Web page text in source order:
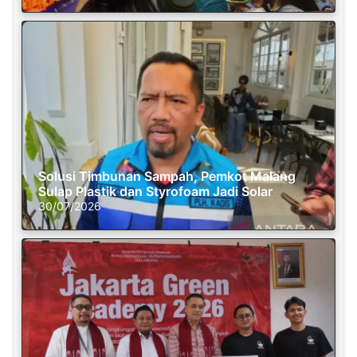
Solusi Timbunan Sampah, Pemkot Malang
Sulap Plastik dan Styrofoam Jadi Solar
30/07/2026